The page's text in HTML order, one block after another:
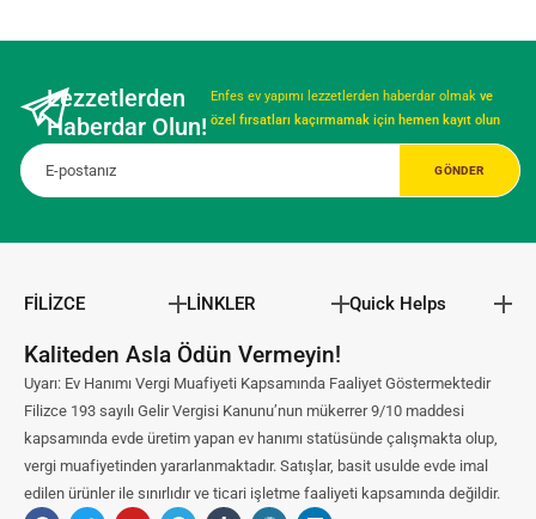
Lezzetlerden
Haberdar Olun!
Enfes ev yapımı lezzetlerden haberdar olmak ve
özel fırsatları kaçırmamak için hemen kayıt olun
FİLİZCE LİNKLER Quick Helps
Kaliteden Asla Ödün Vermeyin!
Uyarı: Ev Hanımı Vergi Muafiyeti Kapsamında Faaliyet Göstermektedir
Filizce 193 sayılı Gelir Vergisi Kanunu’nun mükerrer 9/10 maddesi
kapsamında evde üretim yapan ev hanımı statüsünde çalışmakta olup,
vergi muafiyetinden yararlanmaktadır. Satışlar, basit usulde evde imal
edilen ürünler ile sınırlıdır ve ticari işletme faaliyeti kapsamında değildir.